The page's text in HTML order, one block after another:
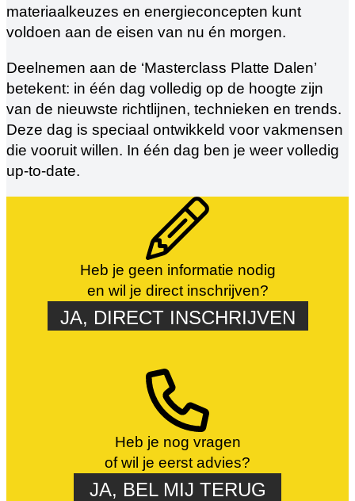
materiaalkeuzes en energieconcepten kunt
voldoen aan de eisen van nu én morgen.
Deelnemen aan de ‘Masterclass Platte Dalen’
betekent: in één dag volledig op de hoogte zijn
van de nieuwste richtlijnen, technieken en trends.
Deze dag is speciaal ontwikkeld voor vakmensen
die vooruit willen. In één dag ben je weer volledig
up-to-date.
Heb je geen informatie nodig
en wil je direct inschrijven?
JA, DIRECT INSCHRIJVEN
Heb je nog vragen
of wil je eerst advies?
JA, BEL MIJ TERUG